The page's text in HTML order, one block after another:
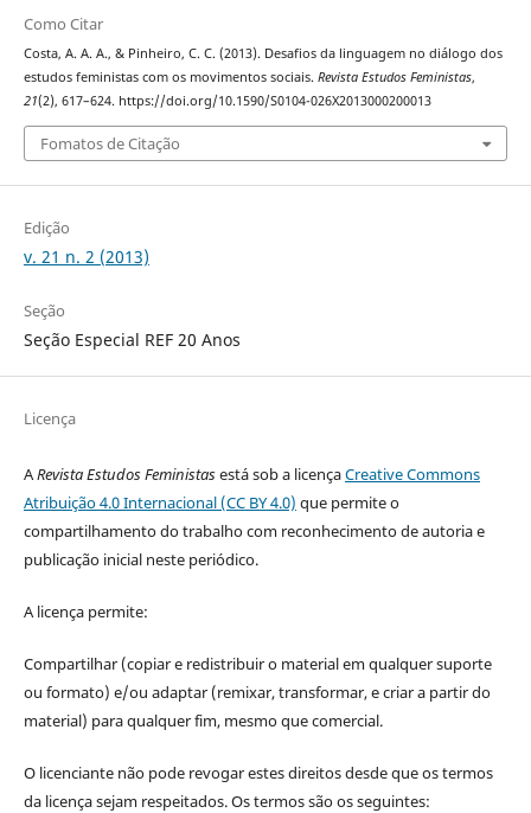
Como Citar
Costa, A. A. A., & Pinheiro, C. C. (2013). Desafios da linguagem no diálogo dos
estudos feministas com os movimentos sociais. Revista Estudos Feministas,
21(2), 617–624. https://doi.org/10.1590/S0104-026X2013000200013
Fomatos de Citação
Edição
v. 21 n. 2 (2013)
Seção
Seção Especial REF 20 Anos
Licença
ARevista Estudos Feministasestá sob a licençaCreative Commons
Atribuição 4.0 Internacional (CC BY 4.0) que permite o
compartilhamento do trabalho com reconhecimento de autoria e
publicação inicial neste periódico.
A licença permite:
Compartilhar (copiar e redistribuir o material em qualquer suporte
ou formato) e/ou adaptar (remixar, transformar, e criar a partir do
material) para qualquer fim, mesmo que comercial.
O licenciante não pode revogar estes direitos desde que os termos
da licença sejam respeitados. Os termos são os seguintes: